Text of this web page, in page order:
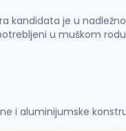
kandidata je u
u muškom
i aluminijumske